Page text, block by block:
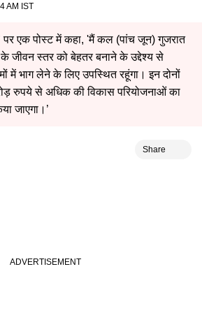
AM IST
पर एक पोस्ट में कहा, 'मैं कल (पांच जून) गुजरात
जीवन स्तर को बेहतर बनाने के उद्देश्य से
में भाग लेने के लिए उपस्थित रहूंगा। इन दोनों
रुपये से अधिक की विकास परियोजनाओं का
जाएगा।’
Share